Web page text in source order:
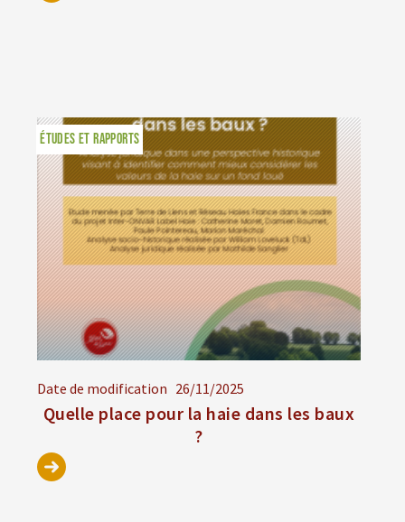
Date de modification 26/11/2025
Quelle place pour la haie dans les baux
?
ÉTUDES ET RAPPORTS